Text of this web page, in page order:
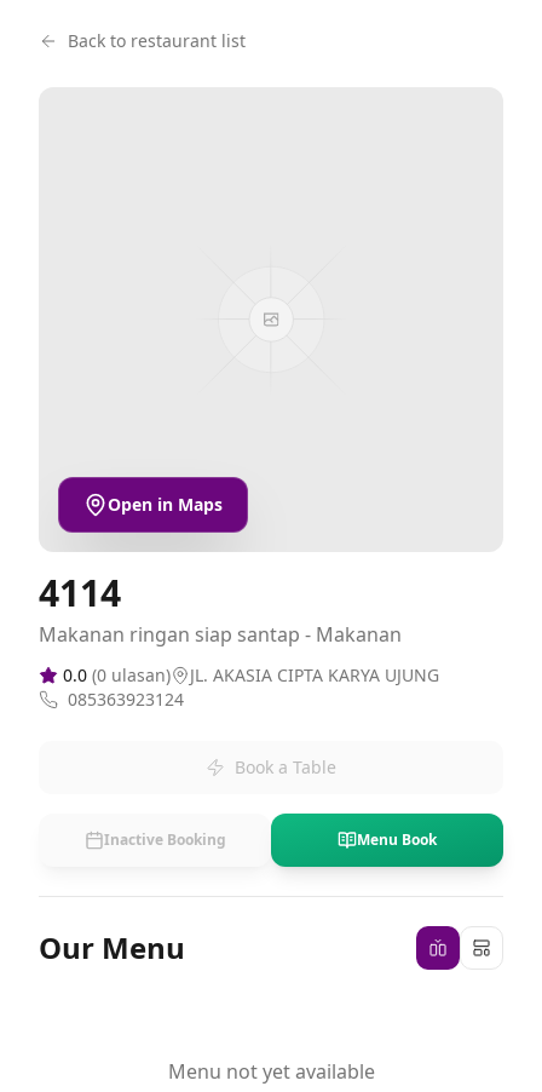
Back to restaurant list
Open in Maps
4114
Makanan ringan siap santap - Makanan
0.0 (0 ulasan)
JL. AKASIA CIPTA KARYA UJUNG
085363923124
Book a Table
Inactive Booking Menu Book
Our Menu
Menu not yet available